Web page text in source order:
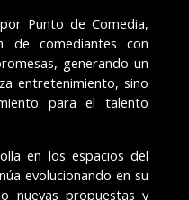
Punto de Comedia,
de comediantes con
generando un
entretenimiento, sino
para el talento
en los espacios del
evolucionando en su
nuevas propuestas y